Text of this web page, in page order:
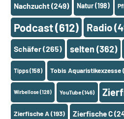
Nachzucht(249) Natur(198)
Podcast(612) Radio
Schäfer(265) selten (362)
Tipps(158) Tobis Aquaristikexzesse
Wirbellose(128) YouTube(146)
Zierfische A(193) Zierfische C